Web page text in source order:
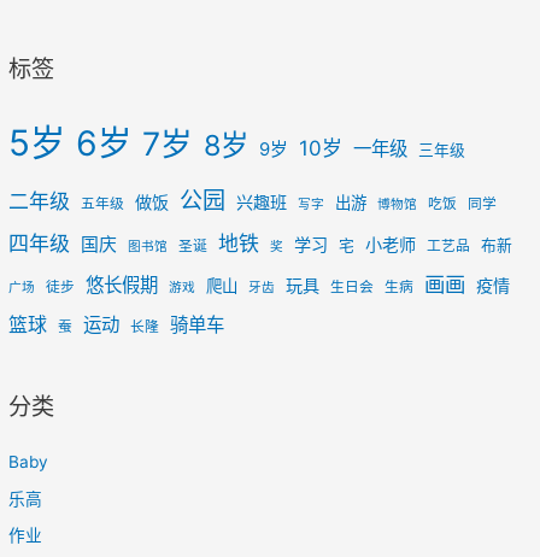
标签
5岁 6岁 7岁 8岁 9岁 10岁 一年级 三年级
二年级 五年级 做饭 公园 兴趣班 写字 出游 博物馆 吃饭 同学
四年级 国庆 图书馆 圣诞 地铁 奖 学习 宅 小老师 工艺品 布新
广场 徒步 悠长假期 游戏 爬山 牙齿 玩具 生日会 生病 画画 疫情
篮球 蚕 运动 长隆 骑单车
分类
Baby
乐高
作业